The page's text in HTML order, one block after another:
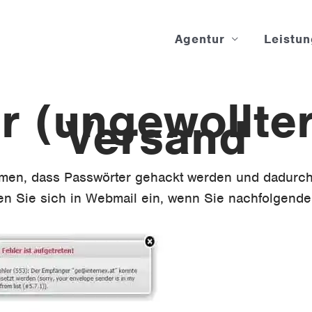
Agentur
Versand
dass Passwörter gehackt werden und
Sie sich in Webmail ein, wenn Sie